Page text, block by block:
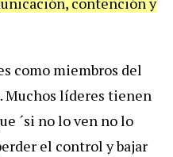
como miembros del
. Muchos líderes tienen
´si no lo ven no lo
el control y bajar